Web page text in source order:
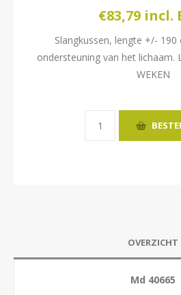
€83,79 incl.
Slangkussen, lengte +/- 190
ondersteuning van het lichaam.
WEKEN
OVERZICHT
Md 40665